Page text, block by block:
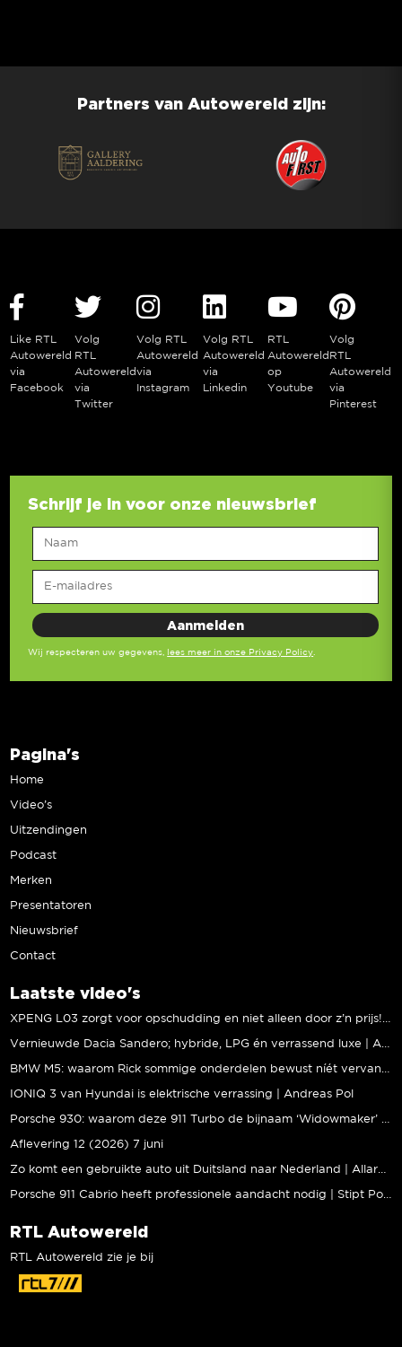
Partners van Autowereld zijn:
Like RTL
Autowereld
via
Facebook
Volg
RTL
Autowereld
via
Twitter
Volg RTL
Autowereld
via
Instagram
Volg RTL
Autowereld
via
Linkedin
RTL
Autowereld
op
Youtube
Volg
RTL
Autowereld
via
Pinterest
Schrijf je in voor onze nieuwsbrief
Wij respecteren uw gegevens, lees meer in onze Privacy Policy
Pagina's
Home
Video’s
Uitzendingen
Podcast
Merken
Presentatoren
Nieuwsbrief
Contact
Laatste video's
IONIQ 3 van Hyundai is elektrische verrassing | Andreas Pol
Aflevering 12 (2026) 7 juni
RTL Autowereld
RTL Autowereld zie je bij